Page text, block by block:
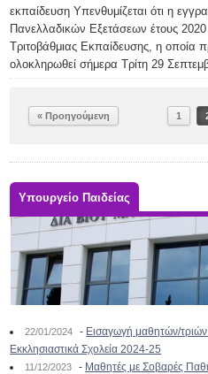
εκπαίδευση Υπενθυμίζεται ότι η
Πανελλαδικών Εξετάσεων έτους 2020
Τριτοβάθμιας Εκπαίδευσης, η οποία
ολοκληρωθεί σήμερα Τρίτη 29
« Προηγούμενη 1
Υπουργείο Παιδείας
22/01/2024 - Εισαγωγή μαθητών/
Εκκλησιαστικά Σχολεία 2024-25
11/12/2023 - Μαθητές με Σοβαρές